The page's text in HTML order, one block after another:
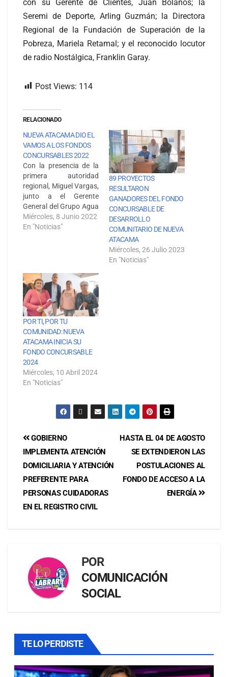
con su Gerente de Clientes, Juan Bolaños; la
Seremi de Deporte, Arling Guzmán; la Directora
Regional de la Fundación de Superación de la
Pobreza, Mariela Retamal; y el reconocido locutor
de radio Nostálgica, Franklin Garay.
Post Views: 114
RELACIONADO
NUEVA ATACAMA DIO EL
VAMOS A LOS FONDOS
CONCURSABLES 2022
Con la presencia de la
primera autoridad
regional, Miguel Vargas,
junto a el Gerente
General del Grupo Agua
Nuevas, Salvador
Villarino y el Gerente
en Línea 2022 de la
empresa sanitaria
Nueva Atacama. En la
actividad,
también asistieron los
principales…
Miércoles, 8 Junio 2022
En "Noticias"
89 PROYECTOS
RESULTARON
GANADORES DEL FONDO
CONCURSABLE DE
DESARROLLO
COMUNITARIO DE NUEVA
ATACAMA
Miércoles, 26 Julio 2023
En "Noticias"
POR TI, POR TU
COMUNIDAD: NUEVA
ATACAMA INICIA SU
FONDO CONCURSABLE
2024
Miércoles, 10 Abril 2024
En "Noticias"
HASTA EL 04 DE AGOSTO
SE EXTENDIERON LAS
POSTULACIONES AL
FONDO DE ACCESO A LA
ENERGÍA
GOBIERNO
IMPLEMENTA ATENCIÓN
DOMICILIARIA Y ATENCIÓN
PREFERENTE PARA
PERSONAS CUIDADORAS
EN EL REGISTRO CIVIL
POR
COMUNICACIÓN
SOCIAL
TE LO PERDISTE